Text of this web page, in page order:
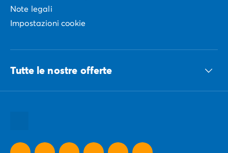
Note legali
Impostazioni cookie
Tutte le nostre offerte